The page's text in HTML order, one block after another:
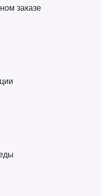
заказе